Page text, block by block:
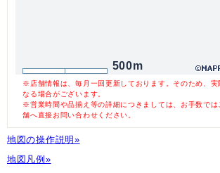
500m
※店舗情報は、毎月一回更新しております。そのため、実
なる場合がございます。
※営業時間や品揃え等の詳細につきましては、お手数では
舗へ直接お問い合わせください。
地図の操作説明»
地図凡例»